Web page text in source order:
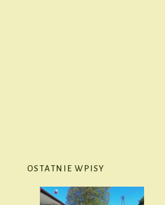
OSTATNIE WPISY